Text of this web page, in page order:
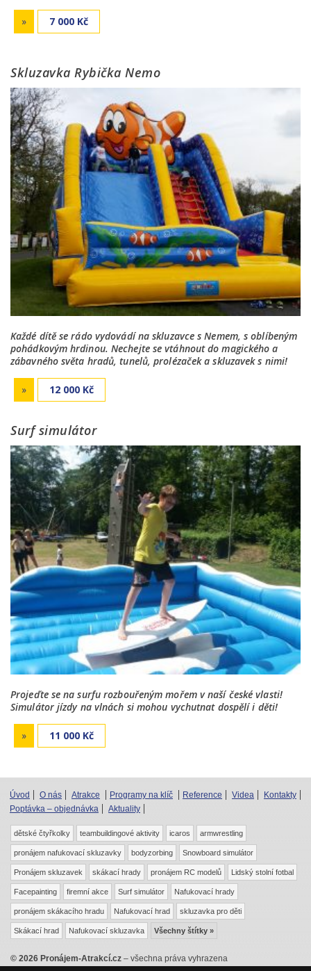
» 7 000 Kč
Skluzavka Rybička Nemo
Každé dítě se rádo vydovádí na skluzavce s Nemem, s oblíbeným
pohádkovým hrdinou. Nechejte se vtáhnout do magického a
zábavného světa hradů, tunelů, prolézaček a skluzavek s nimi!
» 12 000 Kč
Surf simulátor
Projeďte se na surfu rozbouřeným mořem v naší české vlasti!
Simulátor jízdy na vlnách si mohou vychutnat dospělí i děti!
» 11 000 Kč
Úvod O nás Atrakce Programy na klíč Reference Videa
Kontakty
Poptávka – objednávka
Aktuality
dětské čtyřkolky teambuildingové aktivity icaros armwrestling
pronájem nafukovací skluzavky bodyzorbing Snowboard simulátor
Pronájem skluzavek skákací hrady pronájem RC modelů Lidský stolní fotbal
Facepainting firemní akce Surf simulátor Nafukovací hrady
pronájem skákacího hradu Nafukovací hrad skluzavka pro děti
Skákací hrad Nafukovací skluzavka Všechny štítky »
© 2026 Pronájem-Atrakcí.cz – všechna práva vyhrazena